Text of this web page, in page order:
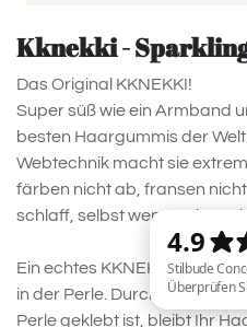
Kknekki -
Das Original KKNEKKI!
Super süß wie ein Armband
besten Haargummis der
Webtechnik macht sie
färben nicht ab, fransen
schlaff, selbst wenn es im
Ein echtes KKNEKKI
in der Perle. Durch die
Perle geklebt ist, bleibt Ihr